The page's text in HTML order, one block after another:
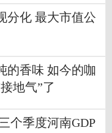
分化 最大市值公
的香味 如今的咖
地气”了
个季度河南GDP